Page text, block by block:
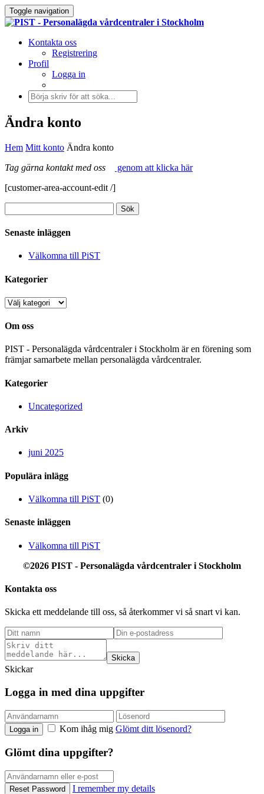
Toggle navigation
Kontakta oss
Registrering
Profil
Logga in
Ändra konto
Hem Mitt konto Ändra konto
Tag gärna kontakt med oss
genom att klicka här
[customer-area-account-edit /]
Senaste inläggen
Välkomna till PiST
Kategorier
Kategorier
Om oss
PIST - Personalägda vårdcentraler i Stockholm är en förening som
främjar samarbete mellan personalägda vårdcentraler.
Kategorier
Uncategorized
Arkiv
juni 2025
Populära inlägg
Välkomna till PiST (0)
Senaste inläggen
Välkomna till PiST
©2026 PIST - Personalägda vårdcentraler i Stockholm
Kontakta oss
Skicka ett meddelande till oss, så återkommer vi så snart vi kan.
Skicka
Skickar
Logga in med dina uppgifter
Logga in Kom ihåg mig Glömt ditt lösenord?
Glömt dina uppgifter?
Reset Password I remember my details